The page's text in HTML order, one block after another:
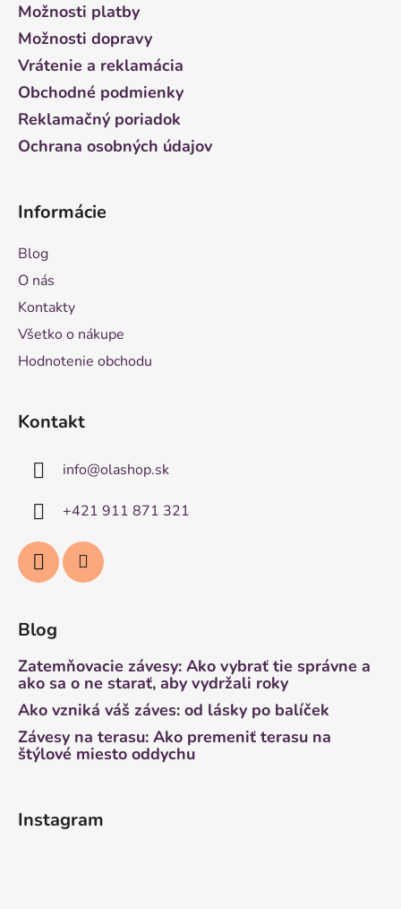
Možnosti platby
Možnosti dopravy
Vrátenie a reklamácia
Obchodné podmienky
Reklamačný poriadok
Ochrana osobných údajov
Informácie
Blog
O nás
Kontakty
Všetko o nákupe
Hodnotenie obchodu
Kontakt
info@olashop.sk
+421 911 871 321
Blog
Zatemňovacie závesy: Ako vybrať tie správne a
ako sa o ne starať, aby vydržali roky
Ako vzniká váš záves: od lásky po balíček
Závesy na terasu: Ako premeniť terasu na
štýlové miesto oddychu
Instagram